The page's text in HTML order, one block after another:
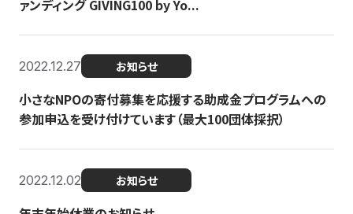
ァンディング GIVING100 by Yo...
2022.12.27 お知らせ
小さなNPOの寄付募集を応援する助成金プログラムへの
参加申込を受け付けています（最大100団体採択）
2022.12.02 お知らせ